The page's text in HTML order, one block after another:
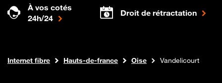
À vos cotés
24h/24
Droit de rétractation
Boutique Orange
Internet fibre Hauts-de-france Oise Vandelicourt